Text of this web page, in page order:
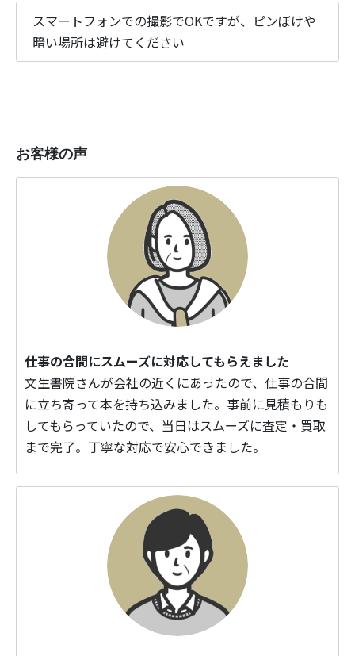
スマートフォンでの撮影でOKですが、ピンぼけや
暗い場所は避けてください
お客様の声
仕事の合間にスムーズに対応してもらえました
文生書院さんが会社の近くにあったので、仕事の合間
に立ち寄って本を持ち込みました。事前に見積もりも
してもらっていたので、当日はスムーズに査定・買取
まで完了。丁寧な対応で安心できました。